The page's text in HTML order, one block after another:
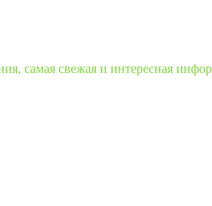
самая свежая и интересная